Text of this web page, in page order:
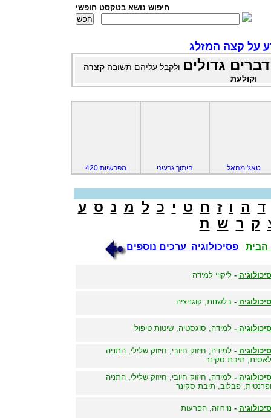
חיפוש נושא בטקסט חופשי
על קצה המזלג
דברים גדולים ולקבל עליהם תשובה קצרה
וקולעת
טאג' מהאל היתוך גרעיני מפרשיות 420
ד ה ו ז ח ט י כ ל מ נ ס ע
ק ר ש ת
הבית פסיכולוגיה ערכים נוספים
-ליקויי למידה
-בלשנות, קוגניציה
-למידה, סוגסטיה, שיטות טיפול
-למידה, חיזוק חיובי, חיזוק שלילי, התניה
תיבת סקינר
-למידה, חיזוק חיובי, חיזוק שלילי, התניה
פבלוב, תיבת סקינר
- נוירוזה, הפרעות